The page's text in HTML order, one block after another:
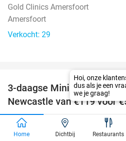
Gold Clinics Amersfoort
Amersfoort
Verkocht: 29
3-daagse MiniCruise voor
Newcastle van €119 voor
DFDS Seaways
IJmuiden
Home Dichtbij Restaurants